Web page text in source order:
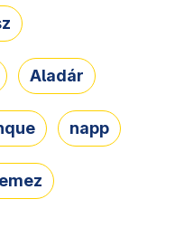
Aladár
napp